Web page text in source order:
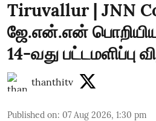
Tiruvallur | JNN
ஜே.என்.என்
14-வது பட்டமளிப்பு
thanthitv
Published on: 07 Aug 2026, 1:30 pm